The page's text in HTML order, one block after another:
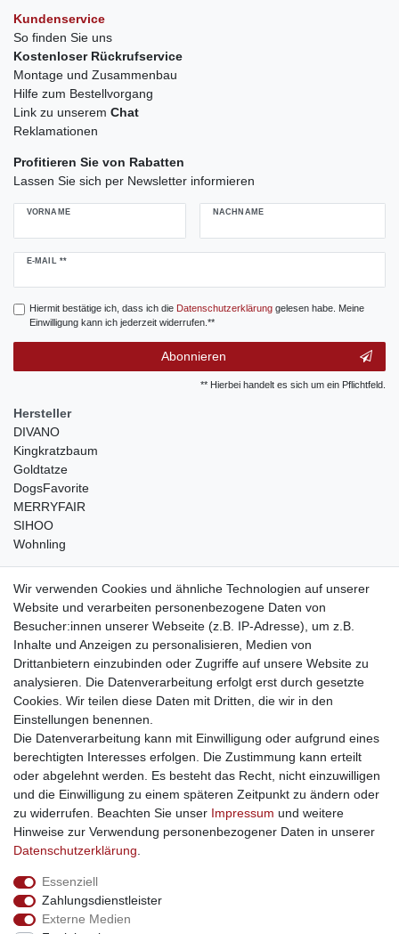
Kundenservice
So finden Sie uns
Kostenloser Rückrufservice
Montage und Zusammenbau
Hilfe zum Bestellvorgang
Link zu unserem Chat
Reklamationen
Profitieren Sie von Rabatten
Lassen Sie sich per Newsletter informieren
VORNAME NACHNAME
E-MAIL **
Newsletter
Hiermit bestätige ich, dass ich die Daten­schutz­erklärunggelesen habe. Meine
Einwilligung kann ich jederzeit widerrufen.**
Abonnieren
** Hierbei handelt es sich um ein Pflichtfeld.
Hersteller
DIVANO
Kingkratzbaum
Goldtatze
DogsFavorite
MERRYFAIR
SIHOO
Wohnling
weitere Shops
traumlampen- Lampen und Kronleuchter
kinderwagencenter- Exklusive und günstige Kinderwagen
gastrogeraete24- alles für Gastronomie und Imbiss
soziale Medien
Facebook
sicher einkaufen
Sichere Bestellung und Zahlung via SSL Verschlüsselung
Wir verwenden Cookies und ähnliche Technologien auf unserer
Website und verarbeiten personenbezogene Daten von
Besucher:innen unserer Webseite (z.B. IP-Adresse), um z.B.
Inhalte und Anzeigen zu personalisieren, Medien von
Drittanbietern einzubinden oder Zugriffe auf unsere Website zu
analysieren. Die Datenverarbeitung erfolgt erst durch gesetzte
Cookies. Wir teilen diese Daten mit Dritten, die wir in den
Einstellungen benennen.
Die Datenverarbeitung kann mit Einwilligung oder aufgrund eines
berechtigten Interesses erfolgen. Die Zustimmung kann erteilt
oder abgelehnt werden. Es besteht das Recht, nicht einzuwilligen
und die Einwilligung zu einem späteren Zeitpunkt zu ändern oder
zu widerrufen. Beachten Sie unser Impressum und weitere
Hinweise zur Verwendung personenbezogener Daten in unserer
Daten­schutz­erklärung
Essenziell
Zahlungsdienstleister
Externe Medien
Widerrufs­recht Widerrufs­formular